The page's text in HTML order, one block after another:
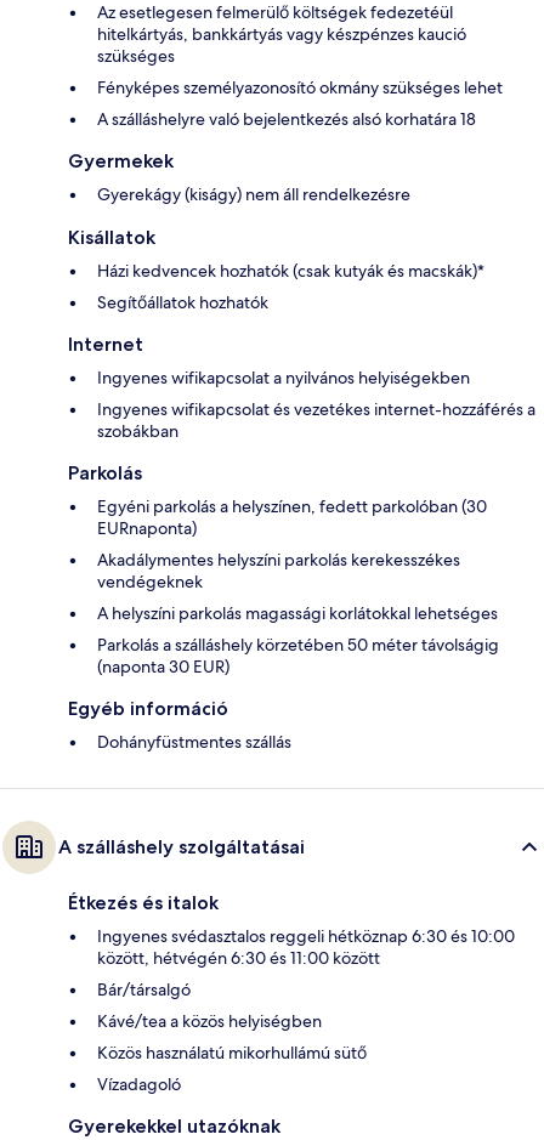
Az esetlegesen felmerülő költségek fedezetéül
hitelkártyás, bankkártyás vagy készpénzes kaució
szükséges
Fényképes személyazonosító okmány szükséges lehet
A szálláshelyre való bejelentkezés alsó korhatára 18
Gyermekek
Gyerekágy (kiságy) nem áll rendelkezésre
Kisállatok
Házi kedvencek hozhatók (csak kutyák és macskák)*
Segítőállatok hozhatók
Internet
Ingyenes wifikapcsolat a nyilvános helyiségekben
Ingyenes wifikapcsolat és vezetékes internet-hozzáférés a
szobákban
Parkolás
Egyéni parkolás a helyszínen, fedett parkolóban (30
EURnaponta)
Akadálymentes helyszíni parkolás kerekesszékes
vendégeknek
A helyszíni parkolás magassági korlátokkal lehetséges
Parkolás a szálláshely körzetében 50 méter távolságig
(naponta 30 EUR)
Egyéb információ
Dohányfüstmentes szállás
A szálláshely szolgáltatásai
Étkezés és italok
Ingyenes svédasztalos reggeli hétköznap 6:30 és 10:00
között, hétvégén 6:30 és 11:00 között
Bár/társalgó
Kávé/tea a közös helyiségben
Közös használatú mikorhullámú sütő
Vízadagoló
Gyerekekkel utazóknak